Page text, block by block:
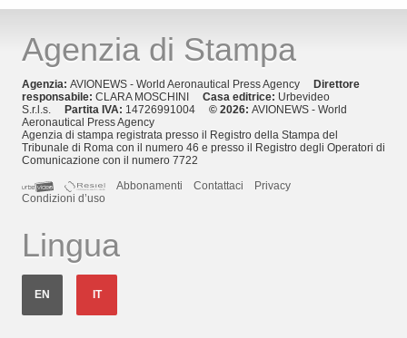
Agenzia di Stampa
Agenzia: AVIONEWS - World Aeronautical Press Agency
Direttore
responsabile: CLARA MOSCHINI Casa editrice: Urbevideo
S.r.l.s.
Partita IVA: 14726991004 © 2026: AVIONEWS - World
Aeronautical Press Agency
Agenzia di stampa registrata presso il Registro della Stampa del
Tribunale di Roma con il numero 46 e presso il Registro degli Operatori di
Comunicazione con il numero 7722
Abbonamenti
Contattaci
Privacy
Condizioni d’uso
Lingua
EN IT